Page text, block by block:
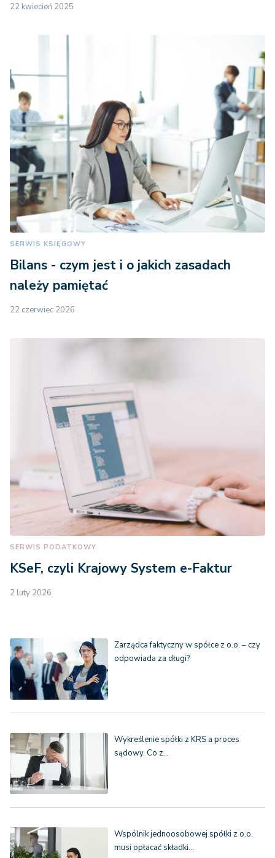
22 kwiecień 2025
SERWIS KSIĘGOWY
Bilans - czym jest i o jakich zasadach
należy pamiętać
22 czerwiec 2026
SERWIS PODATKOWY
KSeF, czyli Krajowy System e-Faktur
2 luty 2026
Zarządca faktyczny w spółce z o.o. – czy
odpowiada za długi?
Wykreślenie spółki z KRS a proces
sądowy. Co z…
Wspólnik jednoosobowej spółki z o.o.
musi opłacać składki…